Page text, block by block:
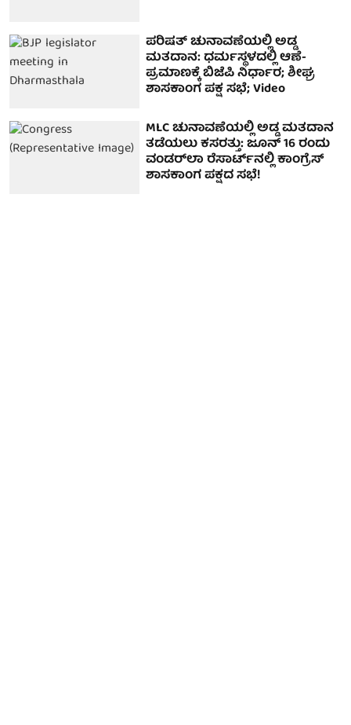
ಪರಿಷತ್ ಚುನಾವಣೆಯಲ್ಲಿ ಅಡ್ಡ
ಮತದಾನ: ಧರ್ಮಸ್ಥಳದಲ್ಲಿ ಆಣೆ-
ಪ್ರಮಾಣಕ್ಕೆ ಬಿಜೆಪಿ ನಿರ್ಧಾರ; ಶೀಘ್ರ
ಶಾಸಕಾಂಗ ಪಕ್ಷ ಸಭೆ; Video
MLC ಚುನಾವಣೆಯಲ್ಲಿ ಅಡ್ಡ ಮತದಾನ
ತಡೆಯಲು ಕಸರತ್ತು: ಜೂನ್ 16 ರಂದು
ವಂಡರ್‌ಲಾ ರೆಸಾರ್ಟ್‌ನಲ್ಲಿ ಕಾಂಗ್ರೆಸ್
ಶಾಸಕಾಂಗ ಪಕ್ಷದ ಸಭೆ!